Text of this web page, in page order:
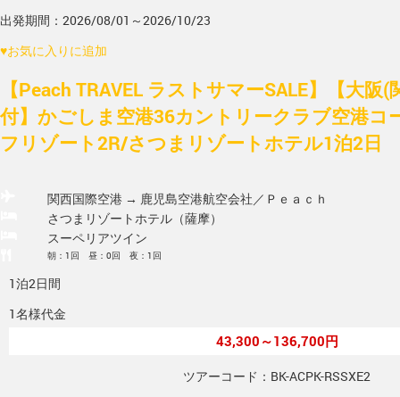
出発期間：2026/08/01～2026/10/23
♥お気に入りに追加
【Peach TRAVEL ラストサマーSALE】【大阪
付】かごしま空港36カントリークラブ空港コ
フリゾート2R/さつまリゾートホテル1泊2日
関西国際空港 → 鹿児島空港航空会社／Ｐｅａｃｈ
さつまリゾートホテル（薩摩）
スーペリアツイン
朝：1回 昼：0回 夜：1回
1泊2日間
1名様代金
43,300～136,700円
ツアーコード：BK-ACPK-RSSXE2